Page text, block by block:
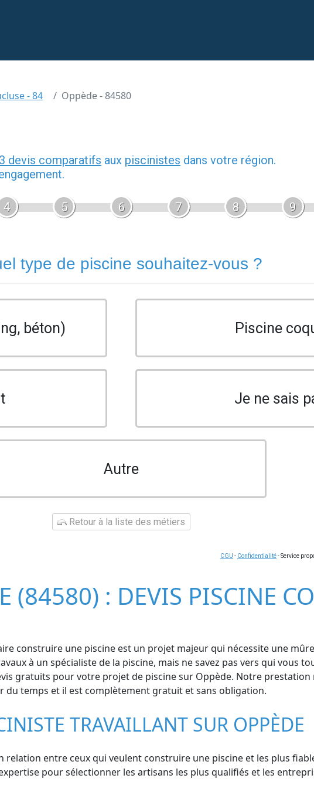
- 84 Oppède - 84580
3 devis comparatifs aux piscinistes dans votre région.
4 5 6 7 8 9
type de piscine souhaitez-vous ?
béton) Piscine
Je ne sais
Autre
Retour à la liste des métiers
CGU - Confidentialité- Service
(84580) : DEVIS PISCINE
construire une piscine est un projet majeur qui nécessite une
à un spécialiste de la piscine, mais ne savez pas vers qui vous
gratuits pour votre projet de piscine sur Oppède. Notre
du temps et il est complètement gratuit et sans obligation.
TRAVAILLANT SUR OPPÈDE
relation entre ceux qui veulent construire une piscine et les plus
pour sélectionner les artisans les plus qualifiés et les